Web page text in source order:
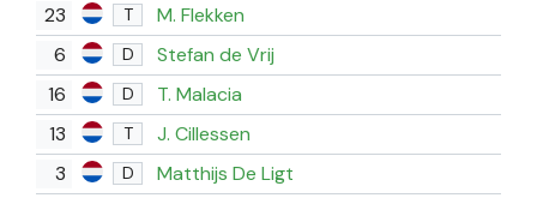
23 T
M. Flekken
6
D
Stefan de Vrij
16
D
T. Malacia
13
T
J. Cillessen
3
D
Matthijs De Ligt